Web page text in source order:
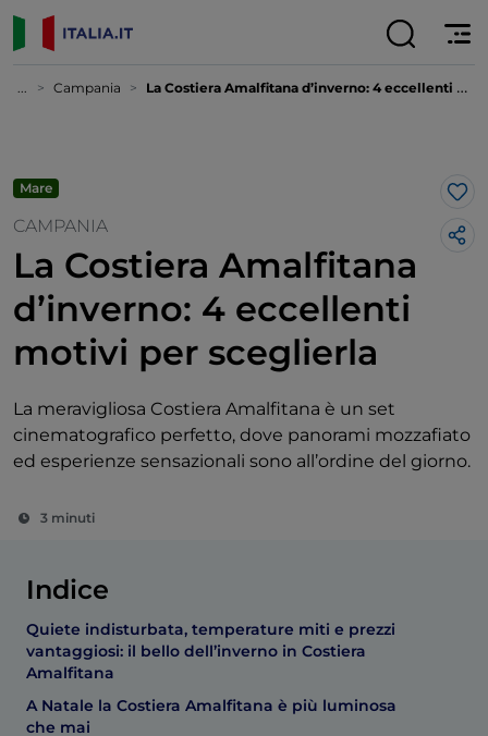
... Campania La Costiera Amalfitana d’inverno: 4 eccellenti motivi per sceglierla
Mare
CAMPANIA
La Costiera Amalfitana
d’inverno: 4 eccellenti
motivi per sceglierla
La meravigliosa Costiera Amalfitana è un set
cinematografico perfetto, dove panorami mozzafiato
ed esperienze sensazionali sono all’ordine del giorno.
3 minuti
Indice
Quiete indisturbata, temperature miti e prezzi
vantaggiosi: il bello dell’inverno in Costiera
Amalfitana
A Natale la Costiera Amalfitana è più luminosa
che mai